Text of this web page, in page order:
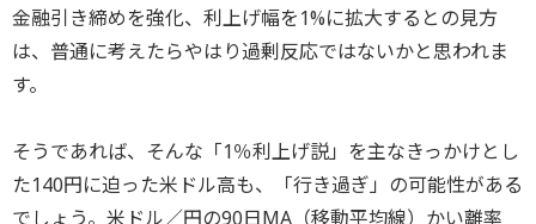
金融引き締めを強化、利上げ幅を1%に拡大するとの見方
は、普通に考えたらやはり過剰反応ではないかと思われま
す。
そうであれば、そんな「1％利上げ説」を主なきっかけとし
た140円に迫った米ドル高も、「行き過ぎ」の可能性がある
でしょう。米ドル／円の90日MA（移動平均線）かい離率